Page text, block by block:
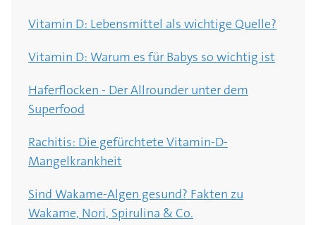
Vitamin D: Lebensmittel als wichtige Quelle?
Vitamin D: Warum es für Babys so wichtig ist
Haferflocken - Der Allrounder unter dem
Superfood
Rachitis: Die gefürchtete Vitamin-D-
Mangelkrankheit
Sind Wakame-Algen gesund? Fakten zu
Wakame, Nori, Spirulina & Co.